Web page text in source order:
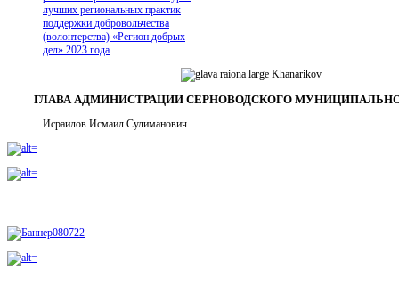
лучших региональных практик
поддержки добровольчества
(волонтерства) «Регион добрых
дел» 2023 года
ГЛАВА АДМИНИСТРАЦИИ СЕРНОВОДСКОГО
Исраилов Исмаил Сулиманович